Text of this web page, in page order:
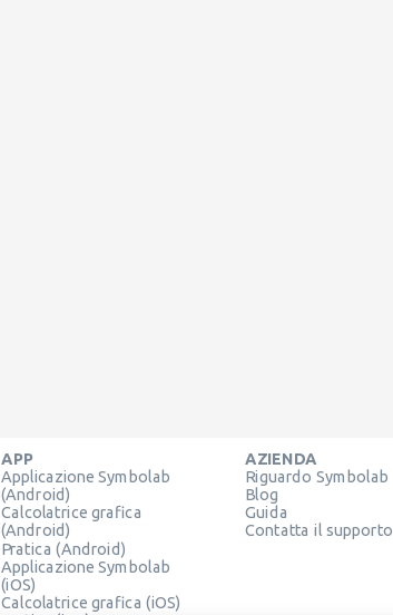
APP
Applicazione Symbolab
(Android)
Calcolatrice grafica
(Android)
Pratica (Android)
Applicazione Symbolab
(iOS)
Calcolatrice grafica (iOS)
AZIENDA
Riguardo Symbolab
Blog
Guida
Contatta il supporto